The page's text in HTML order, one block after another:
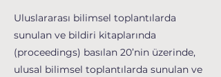
Uluslararası bilimsel toplantılarda
sunulan ve bildiri kitaplarında
(proceedings) basılan 20’nin üzerinde,
ulusal bilimsel toplantılarda sunulan ve